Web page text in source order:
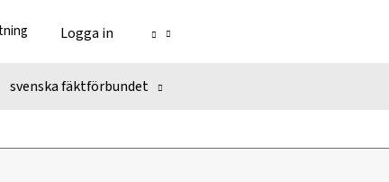
Logga in
svenska fäktförbundet